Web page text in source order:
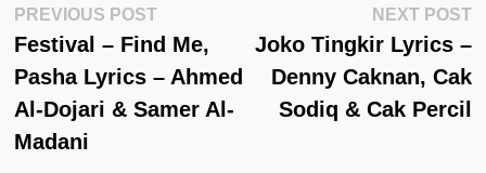
Post
Navigation
PREVIOUS POSTPrevious
Post:
Festival – Find Me,
Pasha Lyrics – Ahmed
Al-Dojari & Samer Al-
Madani
NEXT POST
Joko Tingkir Lyrics –
Denny Caknan, Cak
Sodiq & Cak Percil